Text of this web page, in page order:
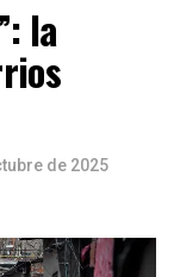
la
de 2025